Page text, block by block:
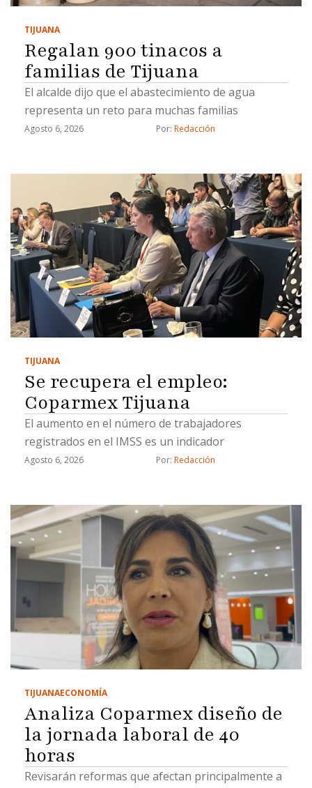
TIJUANA
Regalan 900 tinacos a
familias de Tijuana
El alcalde dijo que el abastecimiento de agua
representa un reto para muchas familias
Agosto 6, 2026 Por: Redacción
TIJUANA
Se recupera el empleo:
Coparmex Tijuana
El aumento en el número de trabajadores
registrados en el IMSS es un indicador
Agosto 6, 2026 Por: Redacción
TIJUANAECONOMÍA
Analiza Coparmex diseño de
la jornada laboral de 40
horas
Revisarán reformas que afectan principalmente a